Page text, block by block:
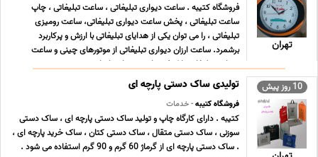
تهران
فروشگاه کتیبه . ساعت دیواری تبلیغاتی ، ساعت تبلیغاتی ، چاپ
ساعت تبلیغاتی ، پخش ساعت دیواری تبلیغاتی، ساعت رومیزی
تبلیغاتی ، را می توان یکی از هدایای تبلیغاتی با ارزش و پرکاربرد
برشمرد. ساعت ارزان دیواری تبلیغاتی از موتورهای چینی و ساعت
دیواری تبلیغاتی با کیفیت از موتورهای تایوان ... ...
10 روز پیش تولیدی ساک دستی پارچه ای
فروشگاه کتیبه- خدمات
کتیبه . دارای کارگاه چاپ و تولید ساک دستی پارچه ای ، ساک دستی
سوزنی ، ساک دستی متقال ، ساک دستی کتان ، ساک خرید پارچه ای ،
. ساک دستی پارچه ای از گرماژ 60 گرم و 90 گرم استفاده می شود .